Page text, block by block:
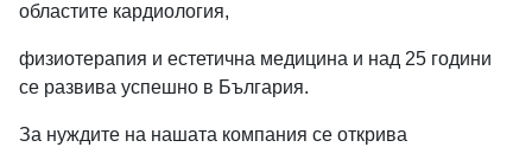
областите кардиология,
физиотерапия и естетична медицина и над 25 години
се развива успешно в България.
За нуждите на нашата компания се открива
Създай профил
ИЛИ
Вход с Google
Вход с Google